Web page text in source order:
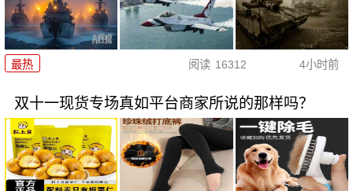
最热 阅读 16312 4小时前
双十一现货专场真如平台商家所说的那样吗？